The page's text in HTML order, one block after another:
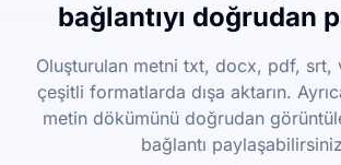
bağlantıyı doğrudan
Oluşturulan metni txt, docx, pdf, srt,
çeşitli formatlarda dışa aktarın.
metin dökümünü doğrudan
bağlantı